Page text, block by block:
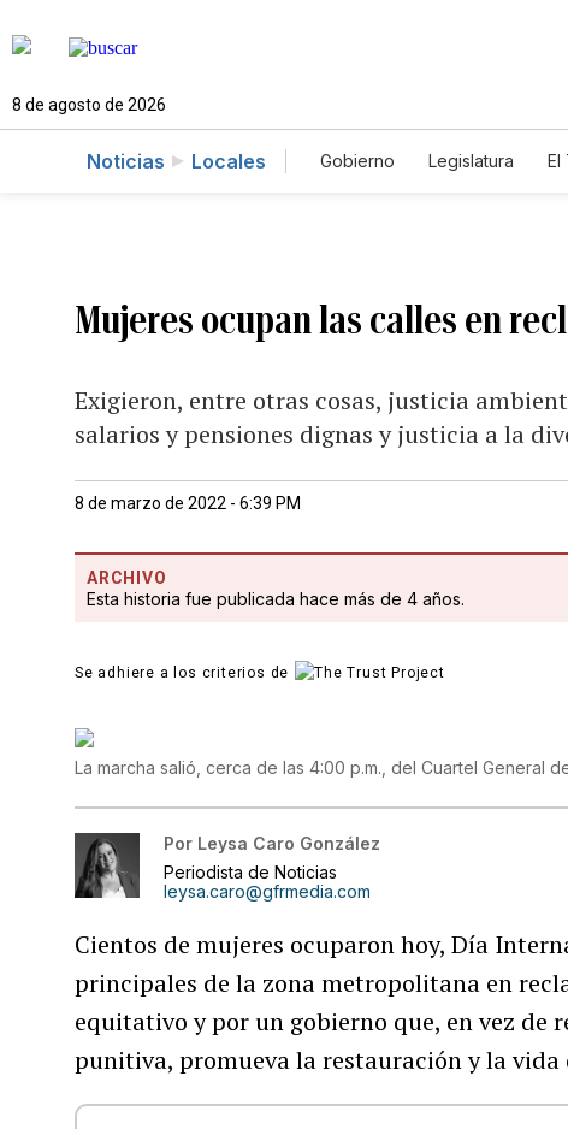
8 de agosto de 2026
Noticias Locales Gobierno Legislatura El
Mujeres ocupan las calles en
Exigieron, entre otras cosas, justicia
salarios y pensiones dignas y justicia a la
8 de marzo de 2022 - 6:39 PM
ARCHIVO
Esta historia fue publicada hace más de 4 años.
Se adhiere a los criterios de
La marcha salió, cerca de las 4:00 p.m., del Cuartel General
Por Leysa Caro González
Periodista de Noticias
leysa.caro@gfrmedia.com
Cientos de mujeres ocuparon hoy, Día
principales de la zona metropolitana en
equitativo y por un gobierno que, en vez de
punitiva, promueva la restauración y la vida